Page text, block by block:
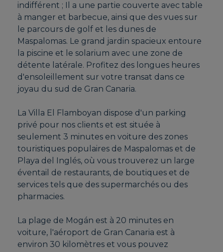
indifférent ; Il a une partie couverte avec table
à manger et barbecue, ainsi que des vues sur
le parcours de golf et les dunes de
Maspalomas. Le grand jardin spacieux entoure
la piscine et le solarium avec une zone de
détente latérale. Profitez des longues heures
d'ensoleillement sur votre transat dans ce
joyau du sud de Gran Canaria.
La Villa El Flamboyan dispose d'un parking
privé pour nos clients et est située à
seulement 3 minutes en voiture des zones
touristiques populaires de Maspalomas et de
Playa del Inglés, où vous trouverez un large
éventail de restaurants, de boutiques et de
services tels que des supermarchés ou des
pharmacies.
La plage de Mogán est à 20 minutes en
voiture, l'aéroport de Gran Canaria est à
environ 30 kilomètres et vous pouvez